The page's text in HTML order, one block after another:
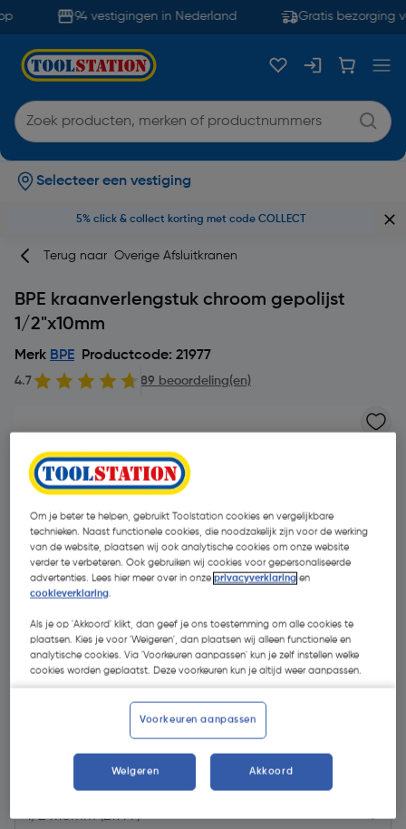
94 vestigingen in Nederland Gratis bezorging
Selecteer een vestiging
5% click & collect korting met code COLLECT
Terug naar Overige Afsluitkranen
BPE kraanverlengstuk chroom gepolijst
1/2"x10mm
Merk BPE Productcode: 21977
4.7 89 beoordeling(en)
| Excl. btw € 2,43
Kies productvariant
Om je beter te helpen, gebruikt Toolstation cookies en vergelijkbare
technieken. Naast functionele cookies, die noodzakelijk zijn voor de werking
van de website, plaatsen wij ook analytische cookies om onze website
verder te verbeteren. Ook gebruiken wij cookies voor gepersonaliseerde
advertenties. Lees hier meer over in onzeprivacyverklaring en
cookieverklaring.
Als je op 'Akkoord' klikt, dan geef je ons toestemming om alle cookies te
plaatsen. Kies je voor 'Weigeren', dan plaatsen wij alleen functionele en
analytische cookies. Via 'Voorkeuren aanpassen' kun je zelf instellen welke
cookies worden geplaatst. Deze voorkeuren kun je altijd weer aanpassen.
Voorkeuren aanpassen
Weigeren Akkoord